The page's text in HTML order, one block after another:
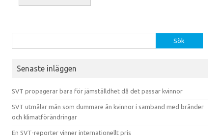
Senaste inläggen
SVT propagerar bara för jämställdhet då det passar kvinnor
SVT utmålar män som dummare än kvinnor i samband med bränder
och klimatförändringar
En SVT-reporter vinner internationellt pris